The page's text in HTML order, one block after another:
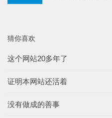
猜你喜欢
这个网站20多年了
证明本网站还活着
没有做成的善事